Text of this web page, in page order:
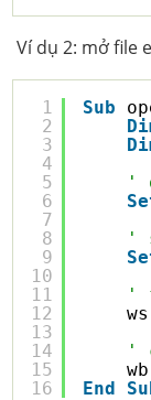
Ví dụ 2: mở file
1
2
3
4
5
6
7
8
9
10
11
12
13
14
15
16
Sub
'
'
'
'
End